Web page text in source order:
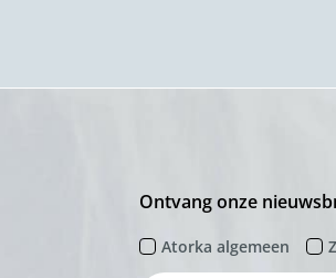
Ontvang onze
Atorka algemeen